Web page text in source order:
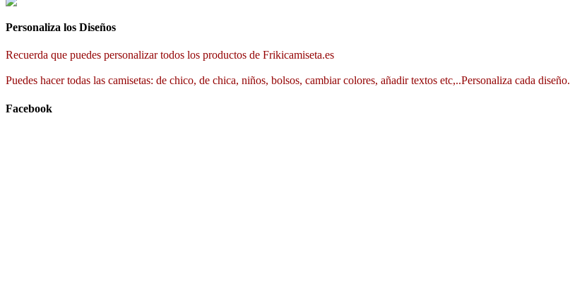
Personaliza los Diseños
Recuerda que puedes personalizar todos los productos de Frikicamiseta.es
Puedes hacer todas las camisetas: de chico, de chica, niños, bolsos, cambiar colores, añadir textos etc,..Personaliza cada diseño.
Facebook